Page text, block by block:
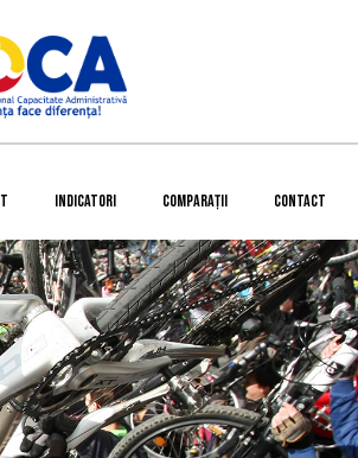
INDICATORI COMPARAȚII CONTACT